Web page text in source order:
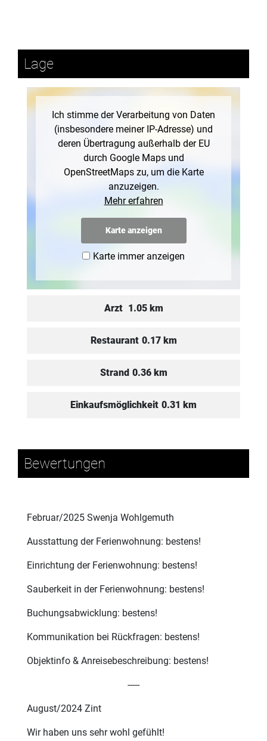
Lage
Ich stimme der Verarbeitung von Daten
(insbesondere meiner IP-Adresse) und
deren Übertragung außerhalb der EU
durch Google Maps und
OpenStreetMaps zu, um die Karte
anzuzeigen.
Mehr erfahren
Karte anzeigen
Karte immer anzeigen
Arzt 1.05 km
Restaurant 0.17 km
Strand 0.36 km
Einkaufsmöglichkeit 0.31 km
Bewertungen
Februar/2025 Swenja Wohlgemuth
Ausstattung der Ferienwohnung: bestens!
Einrichtung der Ferienwohnung: bestens!
Sauberkeit in der Ferienwohnung: bestens!
Buchungsabwicklung: bestens!
Kommunikation bei Rückfragen: bestens!
Objektinfo & Anreisebeschreibung: bestens!
-----
August/2024 Zint
Wir haben uns sehr wohl gefühlt!